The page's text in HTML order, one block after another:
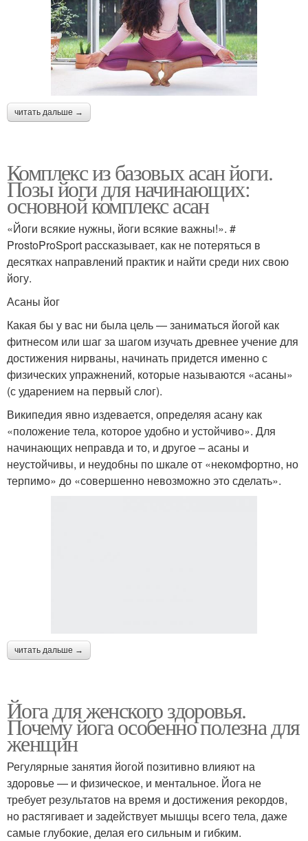
читать дальше →
Комплекс из базовых асан йоги.
Позы йоги для начинающих:
основной комплекс асан
«Йоги всякие нужны, йоги всякие важны!». #
ProstoProSport рассказывает, как не потеряться в
десятках направлений практик и найти среди них свою
йогу.
Асаны йог
Какая бы у вас ни была цель — заниматься йогой как
фитнесом или шаг за шагом изучать древнее учение для
достижения нирваны, начинать придется именно с
физических упражнений, которые называются «асаны»
(с ударением на первый слог).
Википедия явно издевается, определяя асану как
«положение тела, которое удобно и устойчиво». Для
начинающих неправда и то, и другое – асаны и
неустойчивы, и неудобны по шкале от «некомфортно, но
терпимо» до «совершенно невозможно это сделать».
читать дальше →
Йога для женского здоровья.
Почему йога особенно полезна для
женщин
Регулярные занятия йогой позитивно влияют на
здоровье — и физическое, и ментальное. Йога не
требует результатов на время и достижения рекордов,
но растягивает и задействует мышцы всего тела, даже
самые глубокие, делая его сильным и гибким.